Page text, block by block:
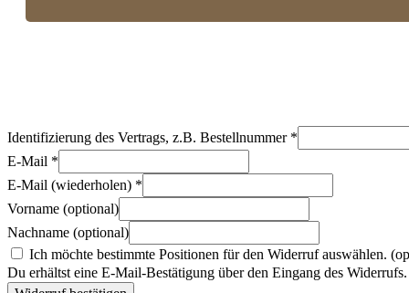
Identifizierung des Vertrags, z.B. Bestellnummer *
E-Mail *
E-Mail (wiederholen) *
Vorname (optional)
Nachname (optional)
Ich möchte bestimmte Positionen für den Widerruf auswählen.
Du erhältst eine E-Mail-Bestätigung über den Eingang des